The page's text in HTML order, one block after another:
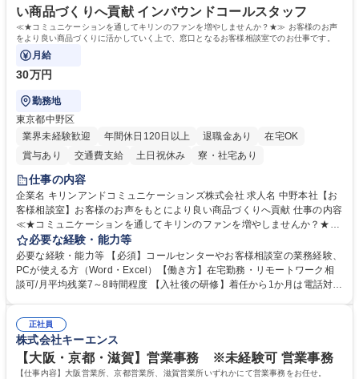
い商品づくりへ貢献 インバウンドコールスタッフ
≪★コミュニケーションを通してキリンのファンを増やしませんか？★≫ お客様のお声
をより良い商品づくりに活かしていく上で、窓口となるお客様相談室でのお仕事です。
月給
30万円
勤務地
東京都中野区
業界未経験歓迎
年間休日120日以上 退職金あり
在宅OK
賞与あり
交通費支給 土日祝休み 寮・社宅あり
仕事の内容
企業名 キリンアンドコミュニケーションズ株式会社 求人名 中野本社【お
客様相談室】お客様のお声をもとにより良い商品づくりへ貢献 仕事の内容
≪★コミュニケーションを通してキリンのファンを増やしませんか？★≫
お客様のお声をより良い商品づくりに活かしていく上で、窓口となるお客
様相談室でのお仕事です。 日々お客様からいただくキリングループへのご
意見を、企業活動に活かしています。お客様からの声に迅速かつ誠意をも
って対応、情報提供するとともにグループ内活動に反映しています。 【具
平均100件前後■メール・手紙：同上40件前後 募集職種 中野本社【お客様
相談室】お客様のお声をもとにより良い商品づくりへ貢献
必要な経験・能力等
必要な経験・能力等 【必須】コールセンターやお客様相談室の業務経験、
PCが使える方（Word・Excel）【働き方】在宅勤務・リモートワーク相
談可/月平均残業7～8時間程度 【入社後の研修】着任から1か月は電話対応
すのでご安心ください。 【当社について】キリングループの広報機能を担
う会社として、お客様との出会いを大切にし、磨き上げたホスピタリティ
を込めてコミュニケーションをとりながら広報関連業務を行っておりま
す。 学歴・資格 学歴：大学院 大学 高専 短大 専修学校 高校 語学力： 資
正社員
株式会社キーエンス
【大阪・京都・滋賀】営業事務 ※未経験可 営業事務
【仕事内容】大阪営業所、京都営業所、滋賀営業所いずれかにて営業事務をお任せ。